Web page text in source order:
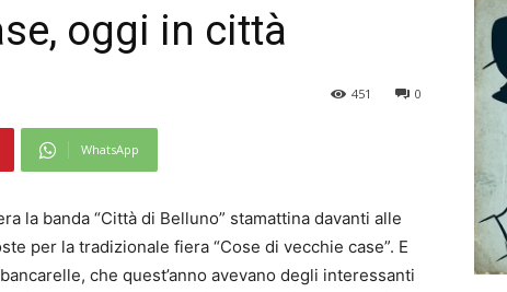
oggi in città
0
451
WhatsApp
la banda “Città di Belluno” stamattina davanti alle
per la tradizionale fiera “Cose di vecchie case”. E
che quest’anno avevano degli interessanti